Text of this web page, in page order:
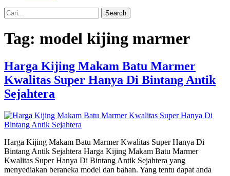
Search
Tag: model kijing marmer
Harga Kijing Makam Batu Marmer
Kwalitas Super Hanya Di Bintang Antik
Sejahtera
Harga Kijing Makam Batu Marmer Kwalitas Super Hanya Di
Bintang Antik Sejahtera Harga Kijing Makam Batu Marmer
Kwalitas Super Hanya Di Bintang Antik Sejahtera yang
menyediakan beraneka model dan bahan. Yang tentu dapat anda